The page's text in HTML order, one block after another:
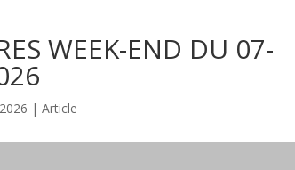
WEEK-END DU 07-
|Article